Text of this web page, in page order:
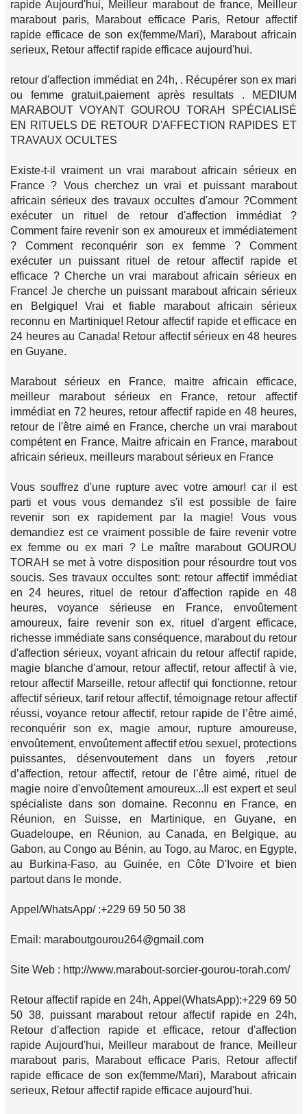
rapide Aujourd'hui, Meilleur marabout de france, Meilleur
marabout paris, Marabout efficace Paris, Retour affectif
rapide efficace de son ex(femme/Mari), Marabout africain
serieux, Retour affectif rapide efficace aujourd'hui.
retour d'affection immédiat en 24h, . Récupérer son ex mari
ou femme gratuit,paiement après resultats . MEDIUM
MARABOUT VOYANT GOUROU TORAH SPÉCIALISÉ
EN RITUELS DE RETOUR D'AFFECTION RAPIDES ET
TRAVAUX OCULTES
Existe-t-il vraiment un vrai marabout africain sérieux en
France ? Vous cherchez un vrai et puissant marabout
africain sérieux des travaux occultes d'amour ?Comment
exécuter un rituel de retour d'affection immédiat ?
Comment faire revenir son ex amoureux et immédiatement
? Comment reconquérir son ex femme ? Comment
exécuter un puissant rituel de retour affectif rapide et
efficace ? Cherche un vrai marabout africain sérieux en
France! Je cherche un puissant marabout africain sérieux
en Belgique! Vrai et fiable marabout africain sérieux
reconnu en Martinique! Retour affectif rapide et efficace en
24 heures au Canada! Retour affectif sérieux en 48 heures
en Guyane.
Marabout sérieux en France, maitre africain efficace,
meilleur marabout sérieux en France, retour affectif
immédiat en 72 heures, retour affectif rapide en 48 heures,
retour de l'être aimé en France, cherche un vrai marabout
compétent en France, Maitre africain en France, marabout
africain sérieux, meilleurs marabout sérieux en France
Vous souffrez d'une rupture avec votre amour! car il est
parti et vous vous demandez s'il est possible de faire
revenir son ex rapidement par la magie! Vous vous
demandiez est ce vraiment possible de faire revenir votre
ex femme ou ex mari ? Le maître marabout GOUROU
TORAH se met à votre disposition pour résourdre tout vos
soucis. Ses travaux occultes sont: retour affectif immédiat
en 24 heures, rituel de retour d'affection rapide en 48
heures, voyance sérieuse en France, envoûtement
amoureux, faire revenir son ex, rituel d'argent efficace,
richesse immédiate sans conséquence, marabout du retour
d'affection sérieux, voyant africain du retour affectif rapide,
magie blanche d'amour, retour affectif, retour affectif à vie,
retour affectif Marseille, retour affectif qui fonctionne, retour
affectif sérieux, tarif retour affectif, témoignage retour affectif
réussi, voyance retour affectif, retour rapide de l’être aimé,
reconquérir son ex, magie amour, rupture amoureuse,
envoûtement, envoûtement affectif et/ou sexuel, protections
puissantes, désenvoutement dans un foyers ,retour
d’affection, retour affectif, retour de l’être aimé, rituel de
magie noire d'envoûtement amoureux...Il est expert et seul
spécialiste dans son domaine. Reconnu en France, en
Réunion, en Suisse, en Martinique, en Guyane, en
Guadeloupe, en Réunion, au Canada, en Belgique, au
Gabon, au Congo au Bénin, au Togo, au Maroc, en Egypte,
au Burkina-Faso, au Guinée, en Côte D'Ivoire et bien
partout dans le monde.
Appel/WhatsApp/ :+229 69 50 50 38
Email: maraboutgourou264@gmail.com
Site Web : http://www.marabout-sorcier-gourou-torah.com/
Retour affectif rapide en 24h, Appel(WhatsApp):+229 69 50
50 38, puissant marabout retour affectif rapide en 24h,
Retour d'affection rapide et efficace, retour d'affection
rapide Aujourd'hui, Meilleur marabout de france, Meilleur
marabout paris, Marabout efficace Paris, Retour affectif
rapide efficace de son ex(femme/Mari), Marabout africain
serieux, Retour affectif rapide efficace aujourd'hui.